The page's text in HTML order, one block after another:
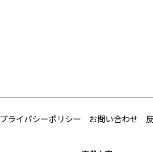
プライバシーポリシー お問い合わせ